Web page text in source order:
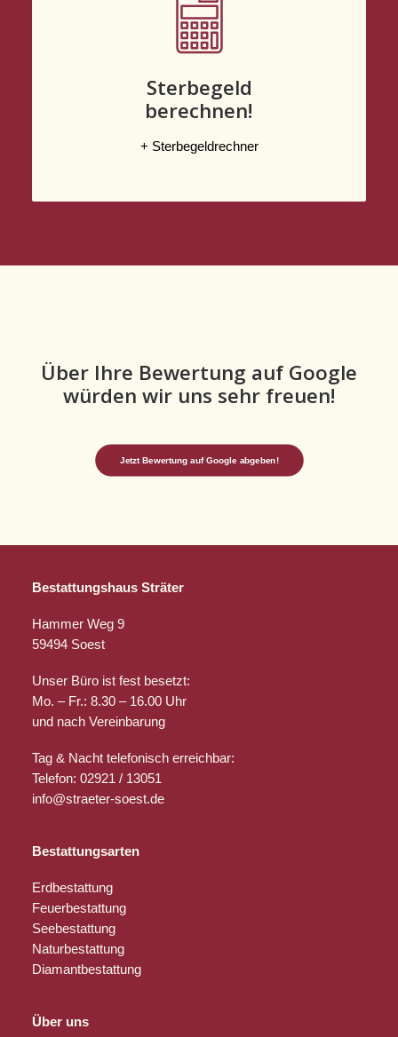
Sterbegeld
berechnen!
+ Sterbegeldrechner
Über Ihre Bewertung auf Google
würden wir uns sehr freuen!
Jetzt Bewertung auf Google abgeben!
Bestattungshaus Sträter
Hammer Weg 9
59494 Soest
Unser Büro ist fest besetzt:
Mo. – Fr.: 8.30 – 16.00 Uhr
und nach Vereinbarung
Tag & Nacht telefonisch erreichbar:
Telefon: 02921 / 13051
info@straeter-soest.de
Bestattungsarten
Erdbestattung
Feuerbestattung
Seebestattung
Naturbestattung
Diamantbestattung
Über uns